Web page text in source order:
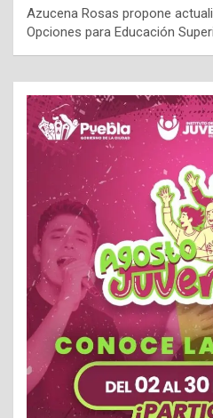
Azucena Rosas propone
Opciones para Educación